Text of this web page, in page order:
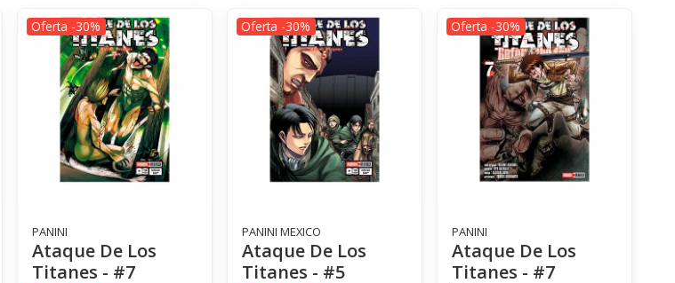
Oferta -30%
PANINI
Ataque De Los
Titanes - #7
Oferta -30%
PANINI MEXICO
Ataque De Los
Titanes - #5
Oferta -30%
PANINI
Ataque De Los
Titanes - #7